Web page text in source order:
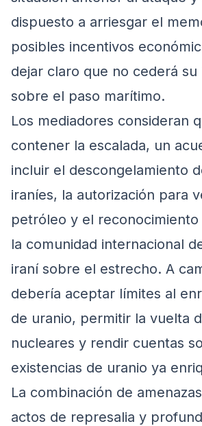
dispuesto a arriesgar el
posibles incentivos
dejar claro que no cederá su
sobre el paso marítimo.
Los mediadores consideran
contener la escalada, un
incluir el descongelamiento
iraníes, la autorización para
petróleo y el
la comunidad internacional
iraní sobre el estrecho. A
debería aceptar límites al
de uranio, permitir la vuelta
nucleares y rendir cuentas
existencias de uranio ya
La combinación de
actos de represalia y